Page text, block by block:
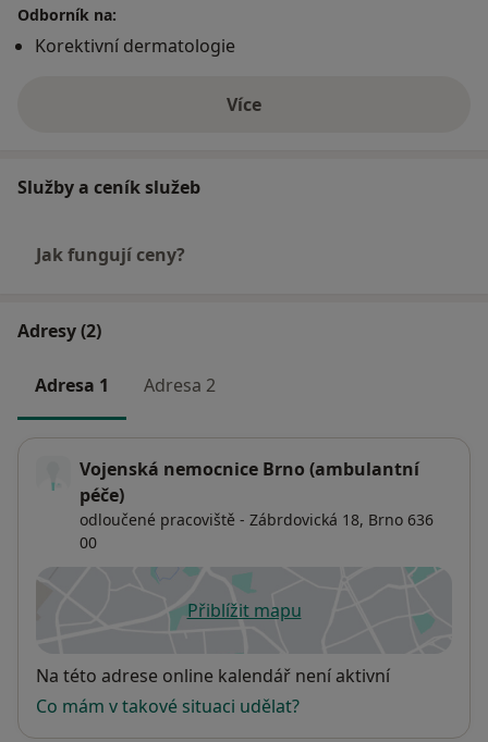
Odborník na:
Korektivní dermatologie
Víceo zkušenostech
Služby a ceník služeb
Jak fungují ceny?
Adresy (2)
Adresa 1 Adresa 2
Vojenská nemocnice Brno (ambulantní
péče)
odloučené pracoviště - Zábrdovická 18, Brno 636
00
Přiblížit mapuse otevře v nové záložce
Dostupnost
Na této adrese online kalendář není aktivní
Co mám v takové situaci udělat?